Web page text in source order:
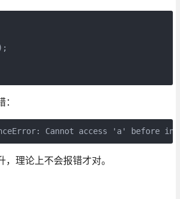
Cannot access 'a' before
理论上不会报错才对。